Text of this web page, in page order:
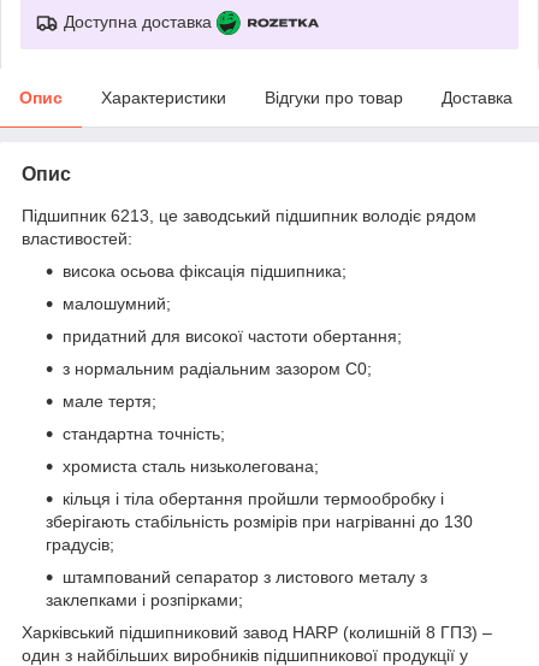
Доступна доставка
Опис Характеристики Відгуки про товар Доставка
Опис
Підшипник 6213, це заводський підшипник володіє рядом
властивостей:
висока осьова фіксація підшипника;
малошумний;
придатний для високої частоти обертання;
з нормальним радіальним зазором С0;
мале тертя;
стандартна точність;
хромиста сталь низьколегована;
кільця і тіла обертання пройшли термообробку і
зберігають стабільність розмірів при нагріванні до 130
градусів;
штампований сепаратор з листового металу з
заклепками і розпірками;
Харківський підшипниковий завод HARP (колишній 8 ГПЗ) –
один з найбільших виробників підшипникової продукції у